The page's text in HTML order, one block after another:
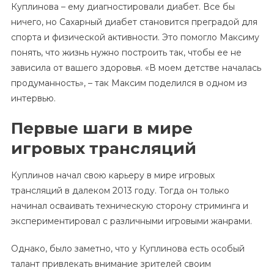
Куплинова – ему диагностировали диабет. Все бы
ничего, но Сахарный диабет становится преградой для
спорта и физической активности. Это помогло Максиму
понять, что жизнь нужно построить так, чтобы ее не
зависила от вашего здоровья. «В моем детстве началась
продуманность», – так Максим поделился в одном из
интервью.
Первые шаги в мире
игровых трансляций
Куплинов начал свою карьеру в мире игровых
трансляций в далеком 2013 году. Тогда он только
начинал осваивать техническую сторону стриминга и
экспериментировал с различными игровыми жанрами.
Однако, было заметно, что у Куплинова есть особый
талант привлекать внимание зрителей своим